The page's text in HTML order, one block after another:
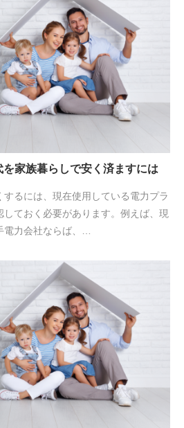
家族暮らしで安く済ますには
るには、現在使用している電力プラ
しておく必要があります。例えば、現
電力会社ならば、…